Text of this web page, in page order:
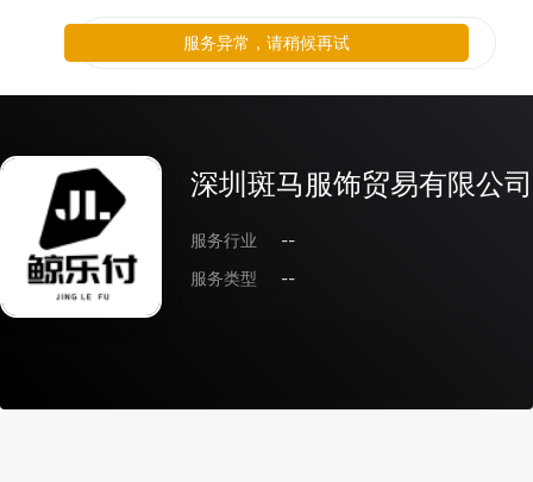
深圳斑马服饰贸易有限公司
服务行业
--
服务类型
--
服务异常，请稍候再试